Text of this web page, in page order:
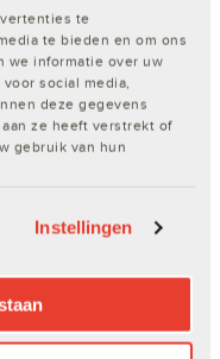
te
te bieden en om ons
we informatie over uw
social media,
deze gegevens
ze heeft verstrekt of
gebruik van hun
Instellingen